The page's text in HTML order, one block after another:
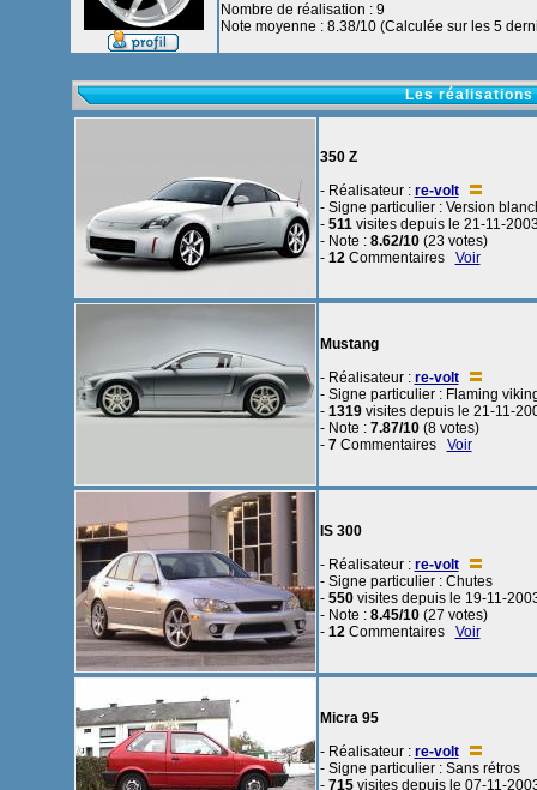
Nombre de réalisation : 9
Note moyenne : 8.38/10 (Calculée sur les 5
Les réalisations
350 Z
- Réalisateur : re-volt
- Signe particulier : Version
- 511visites depuis le 21-11-
- Note : 8.62/10(23 votes)
- 12Commentaires Voir
Mustang
- Réalisateur : re-volt
- Signe particulier : Flaming
- 1319visites depuis le 21-11-
- Note : 7.87/10(8 votes)
- 7Commentaires Voir
IS 300
- Réalisateur : re-volt
- Signe particulier : Chutes
- 550visites depuis le 19-11-
- Note : 8.45/10(27 votes)
- 12Commentaires Voir
Micra 95
- Réalisateur : re-volt
- Signe particulier : Sans rétros
- 715visites depuis le 07-11-